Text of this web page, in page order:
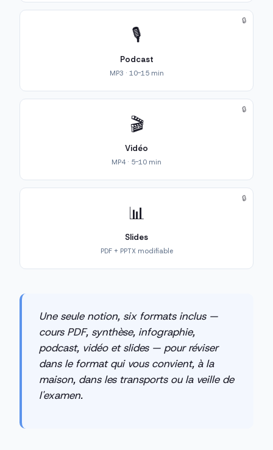
🎙️
Podcast
MP3 · 10-15 min
🔒
🎬
Vidéo
MP4 · 5-10 min
🔒
📊
Slides
PDF + PPTX modifiable
🔒
Une seule notion, six formats inclus —
cours PDF, synthèse, infographie,
podcast, vidéo et slides — pour réviser
dans le format qui vous convient, à la
maison, dans les transports ou la veille de
l'examen.